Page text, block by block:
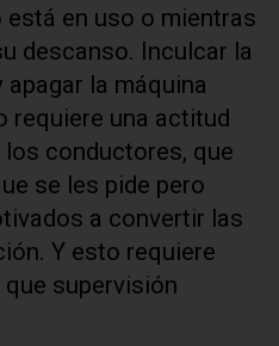
en uso o mientras
descanso. Inculcar la
la máquina
requiere una actitud
conductores, que
se les pide pero
a convertir las
Y esto requiere
supervisión